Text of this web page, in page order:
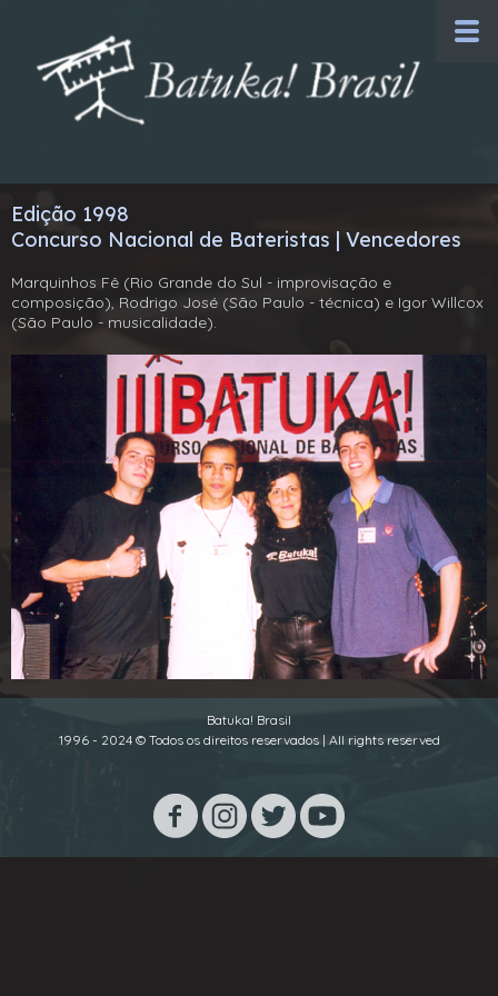
Edição 1998
Concurso Nacional de Bateristas | Vencedores
Marquinhos Fê (Rio Grande do Sul - improvisação e
composição), Rodrigo José (São Paulo - técnica) e Igor Willcox
(São Paulo - musicalidade).
Batuka! Brasil
1996 - 2024 © Todos os direitos reservados | All rights reserved